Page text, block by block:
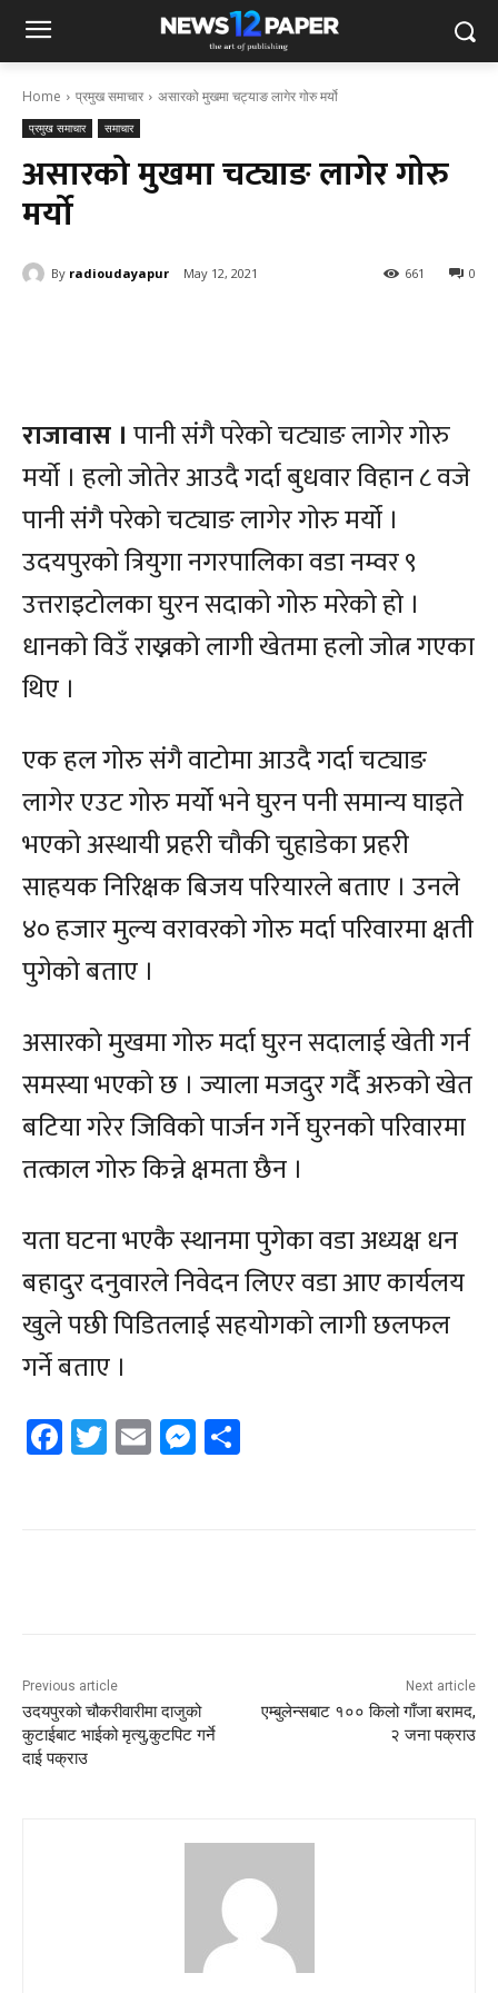
Home प्रमुख समाचार असारको मुखमा चट्याङ लागेर गोरु मर्यो
प्रमुख समाचार समाचार
असारको मुखमा चट्याङ लागेर गोरु
मर्यो
By radioudayapur May 12, 2021 0
661
राजावास । पानी संगै परेको चट्याङ लागेर गोरु
मर्यो । हलो जोतेर आउदै गर्दा बुधवार विहान ८ वजे
पानी संगै परेको चट्याङ लागेर गोरु मर्यो ।
उदयपुरको त्रियुगा नगरपालिका वडा नम्वर ९
उत्तराइटोलका घुरन सदाको गोरु मरेको हो ।
धानको विउँ राख्नको लागी खेतमा हलो जोत्न गएका
थिए ।
एक हल गोरु संगै वाटोमा आउदै गर्दा चट्याङ
लागेर एउट गोरु मर्यो भने घुरन पनी समान्य घाइते
भएको अस्थायी प्रहरी चौकी चुहाडेका प्रहरी
साहयक निरिक्षक बिजय परियारले बताए । उनले
४० हजार मुल्य वरावरको गोरु मर्दा परिवारमा क्षती
पुगेको बताए ।
असारको मुखमा गोरु मर्दा घुरन सदालाई खेती गर्न
समस्या भएको छ । ज्याला मजदुर गर्दै अरुको खेत
बटिया गरेर जिविको पार्जन गर्ने घुरनको परिवारमा
तत्काल गोरु किन्ने क्षमता छैन ।
यता घटना भएकै स्थानमा पुगेका वडा अध्यक्ष धन
बहादुर दनुवारले निवेदन लिएर वडा आए कार्यलय
खुले पछी पिडितलाई सहयोगको लागी छलफल
गर्ने बताए ।
Facebook
Twitter
EmailMessenger
Previous article
उदयपुरको चौकरीवारीमा दाजुको
कुटाईबाट भाईको मृत्यु,कुटपिट गर्ने
दाई पक्राउ
Next article
एम्बुलेन्सबाट १०० किलो गाँजा बरामद,
२ जना पक्राउ